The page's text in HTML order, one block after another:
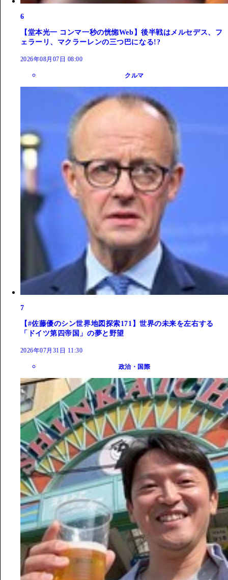
6
【堂本光一 コンマ一秒の恍惚Web】後半戦はメルセデス、フ
ェラーリ、マクラーレンの三つ巴になる!?
2026年08月07日 08:00
クルマ
7
【#佐藤優のシン世界地図探索171】世界の未来を左右する
「ドイツ第四帝国」の夢と野望
2026年07月31日 11:30
政治・国際